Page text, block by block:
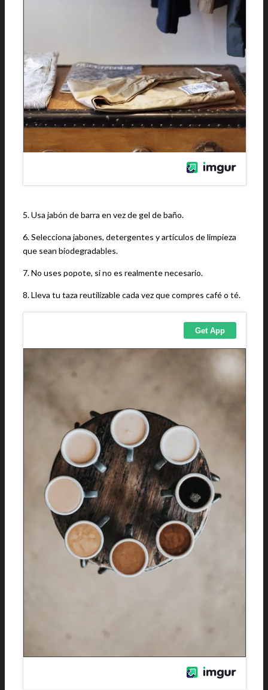
5. Usa jabón de barra en vez de gel de baño.
6. Selecciona jabones, detergentes y artículos de limpieza
que sean biodegradables.
7. No uses popote, si no es realmente necesario.
8. Lleva tu taza reutilizable cada vez que compres café o té.